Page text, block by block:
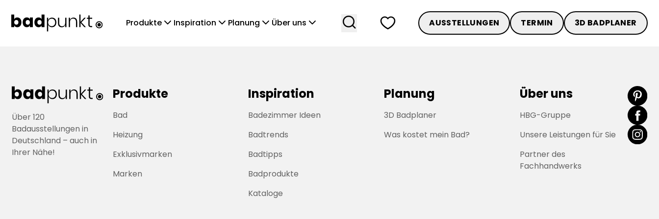
Produkte chevronDown Inspiration chevronDown Planung chevronDown Über uns chevronDown search heart AUSSTELLUNGEN TERMIN 3D BADPLANER
Über 120
Badausstellungen in
Deutschland – auch in
Ihrer Nähe!
Produkte
Bad
Heizung
Exklusivmarken
Marken
Inspiration
Badezimmer Ideen
Badtrends
Badtipps
Badprodukte
Kataloge
Planung
3D Badplaner
Was kostet mein Bad?
Über uns
HBG-Gruppe
Unsere Leistungen für Sie
Partner des
Fachhandwerks